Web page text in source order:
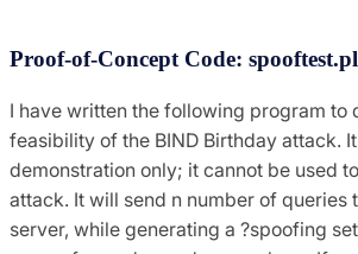
Proof-of-Concept Code: spooftest.pl
I have written the following program to
feasibility of the BIND Birthday attack.
demonstration only; it cannot be used
attack. It will send n number of queries
server, while generating a ?spoofing